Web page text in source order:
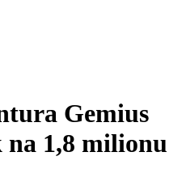
Gemius
na 1,8 milionu